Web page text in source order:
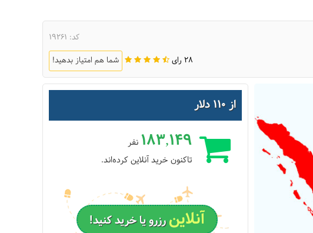
کد: 19261
28 رای
شما هم امتیاز بدهید!
از 110 دلار
183,149 نفر
تاکنون خرید آنلاین کرده‌اند.
آنلاینرزرو یا خرید کنید!